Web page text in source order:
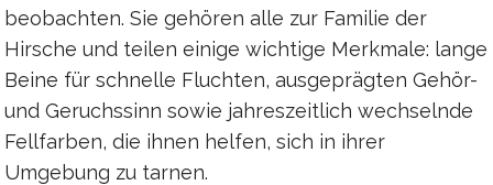
beobachten. Sie gehören alle zur Familie der
Hirsche und teilen einige wichtige Merkmale: lange
Beine für schnelle Fluchten, ausgeprägten Gehör-
und Geruchssinn sowie jahreszeitlich wechselnde
Fellfarben, die ihnen helfen, sich in ihrer
Umgebung zu tarnen.